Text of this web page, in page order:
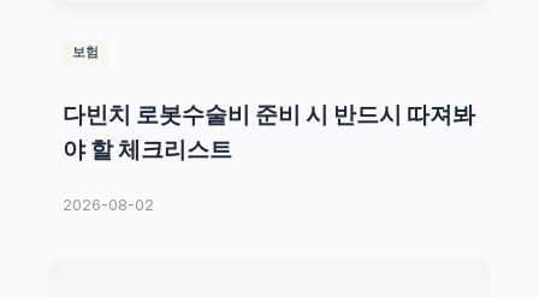
보험
다빈치 로봇수술비 준비 시 반드시 따져봐
야 할 체크리스트
2026-08-02